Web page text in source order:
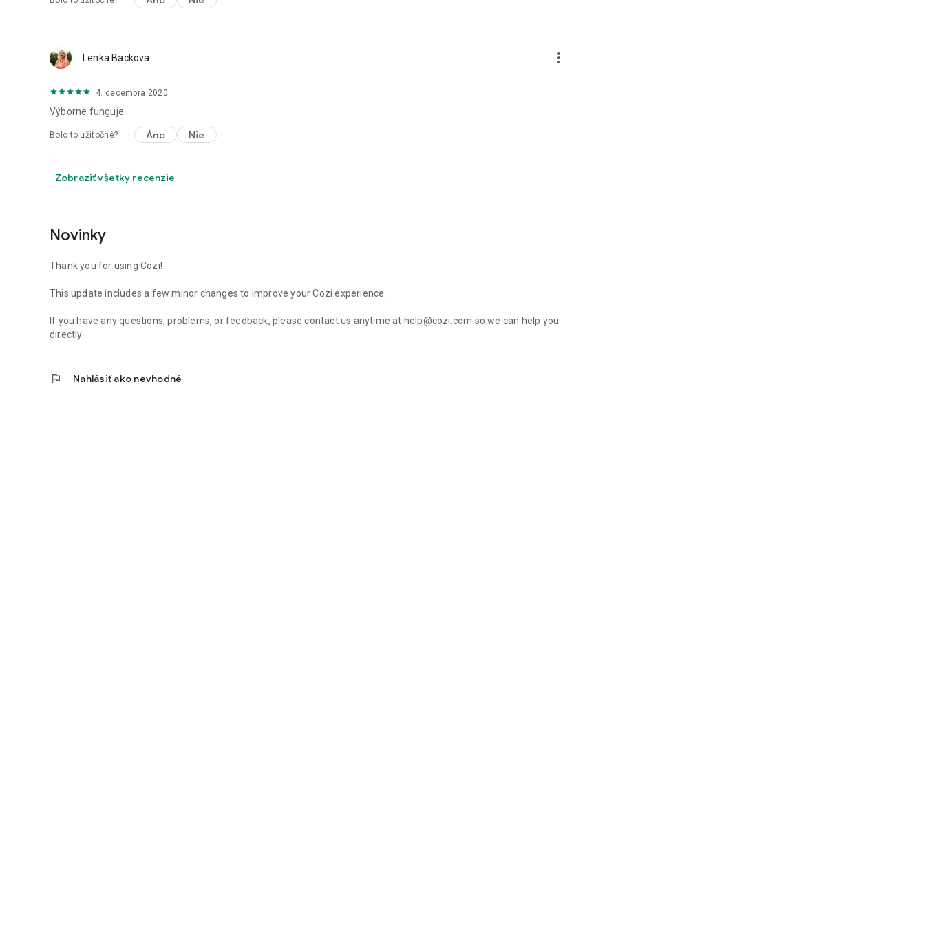
Lenka Backova more_vert
4. decembra 2020
Výborne funguje
Bolo to užitočné? Áno Nie
Zobraziť všetky recenzie
Novinky
Thank you for using Cozi!
This update includes a few minor changes to improve your Cozi experience.
If you have any questions, problems, or feedback, please contact us anytime at help@cozi.com so we can help you
directly.
flag Nahlásiť ako nevhodné